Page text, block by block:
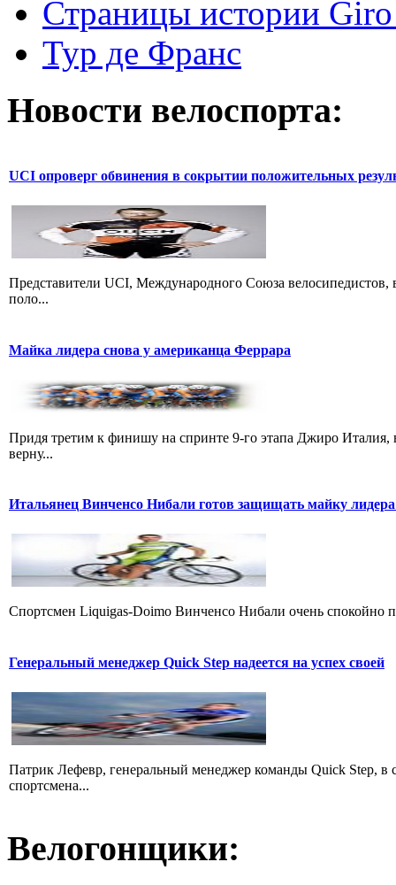
Страницы истории
Тур де Франс
Новости велоспорта:
UCI опроверг обвинения в сокрытии положительных
Представители UCI, Международного Союза
поло...
Майка лидера снова у американца Феррара
Придя третим к финишу на спринте 9-го этапа Джиро
верну...
Итальянец Винченсо Нибали готов защищать майку
Cпортсмен Liquigas-Doimo Винченсо Нибали очень спокойно
Генеральный менеджер Quick Step надеется на успех своей
Патрик Лефевр, генеральный менеджер команды Quick Step, в
спортсмена...
Велогонщики: